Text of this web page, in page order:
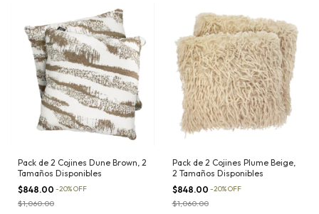
Pack de 2 Cojines Dune Brown, 2
Tamaños Disponibles
$848.00 -20%OFF
$1,060.00
Pack de 2 Cojines Plume Beige,
2 Tamaños Disponibles
$848.00 -20%OFF
$1,060.00